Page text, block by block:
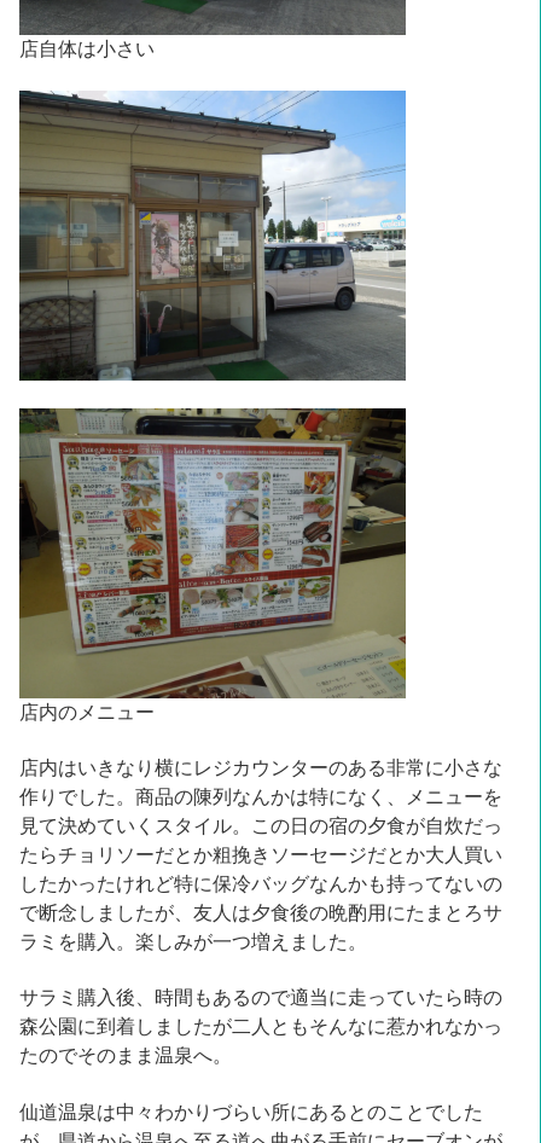
店自体は小さい
店内のメニュー
店内はいきなり横にレジカウンターのある非常に小さな
作りでした。商品の陳列なんかは特になく、メニューを
見て決めていくスタイル。この日の宿の夕食が自炊だっ
たらチョリソーだとか粗挽きソーセージだとか大人買い
したかったけれど特に保冷バッグなんかも持ってないの
で断念しましたが、友人は夕食後の晩酌用にたまとろサ
ラミを購入。楽しみが一つ増えました。
サラミ購入後、時間もあるので適当に走っていたら時の
森公園に到着しましたが二人ともそんなに惹かれなかっ
たのでそのまま温泉へ。
仙道温泉は中々わかりづらい所にあるとのことでした